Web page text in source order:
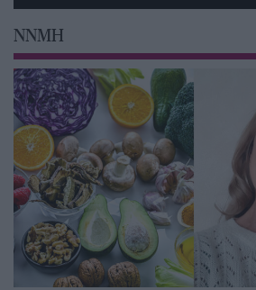
NNMH